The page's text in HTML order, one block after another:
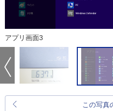
アプリ画面3
この写真